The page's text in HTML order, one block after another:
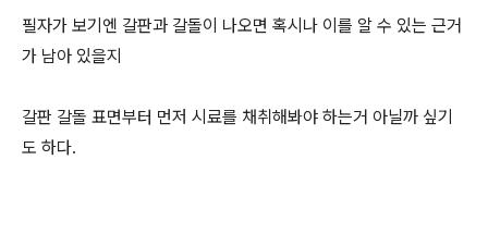
필자가 보기엔 갈판과 갈돌이 나오면 혹시나 이를 알 수 있는 근거
가 남아 있을지
갈판 갈돌 표면부터 먼저 시료를 채취해봐야 하는거 아닐까 싶기
도 하다.